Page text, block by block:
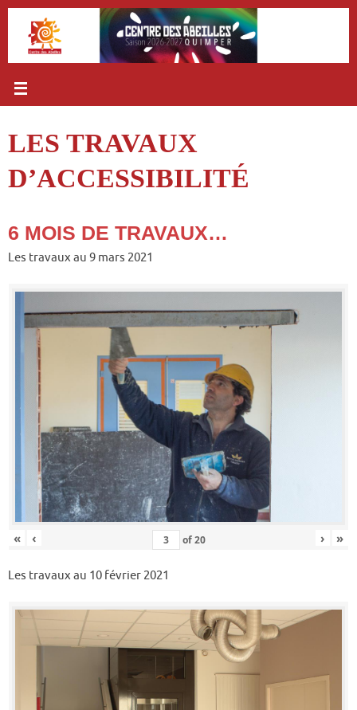
Passer
contenu
LES TRAVAUX
D’ACCESSIBILITÉ
6 MOIS DE TRAVAUX…
Les travaux au 9 mars 2021
« ‹ of20 › »
Les travaux au 10 février 2021